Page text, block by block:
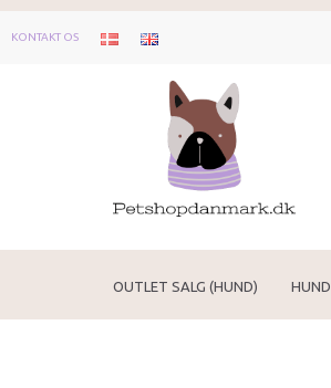
KONTAKT OS
OUTLET SALG (HUND) HUND